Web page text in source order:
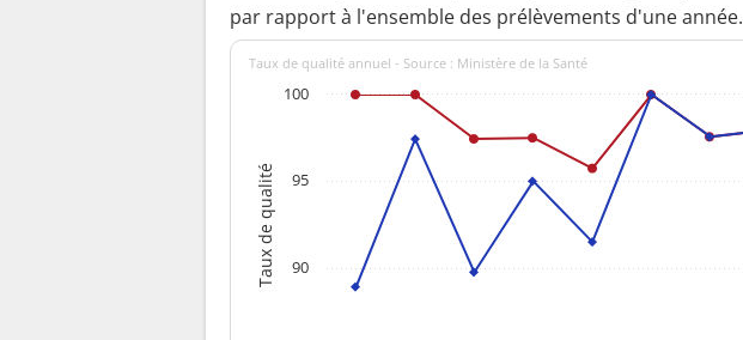
par rapport à l'ensemble des prélèvements d'une année.
Taux de qualité
Taux de qualité annuel - Source : Ministère de la Santé
90
95
100